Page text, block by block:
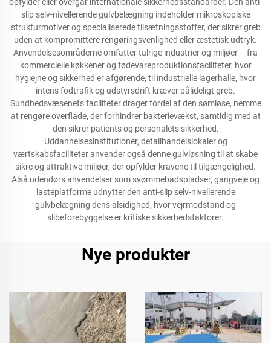
slip selv-nivellerende gulvbelægning indeholder mikroskopiske
strukturmotiver og specialiserede tilsætningsstoffer, der sikrer greb
uden at kompromittere rengøringsvenlighed eller æstetisk udtryk.
Anvendelsesområderne omfatter talrige industrier og miljøer – fra
kommercielle køkkener og fødevareproduktionsfaciliteter, hvor
hygiejne og sikkerhed er afgørende, til industrielle lagerhalle, hvor
intens fodtrafik og udstyrsdrift kræver pålideligt greb.
Sundhedsvæsenets faciliteter drager fordel af den sømløse, nemme
at rengøre overflade, der forhindrer bakterievækst, samtidig med at
den sikrer patients og personalets sikkerhed.
Uddannelsesinstitutioner, detailhandelslokaler og
værtskabsfaciliteter anvender også denne gulvløsning til at skabe
sikre og attraktive miljøer, der opfylder kravene til tilgængelighed.
Alså udendørs anvendelser som svømmebadspladser, gangveje og
lasteplatforme udnytter den anti-slip selv-nivellerende
gulvbelægning dens alsidighed, hvor vejrmodstand og
slibeforebyggelse er kritiske sikkerhedsfaktorer.
Nye produkter